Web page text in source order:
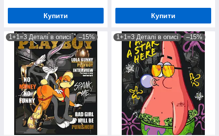
Купити Купити
1+1=3 Деталі в описі –15% 1+1=3 Деталі в описі –15%